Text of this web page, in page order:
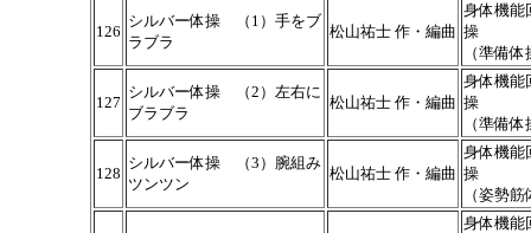
126
シルバー体操 （1）手をブ
ラブラ
松山祐士 作・編曲
身体機能
操
（準備
127
シルバー体操 （2）左右に
ブラブラ
松山祐士 作・編曲
身体機能
操
（準備
128
シルバー体操 （3）腕組み
ツンツン
松山祐士 作・編曲
身体機能
操
（姿勢
身体機能